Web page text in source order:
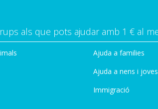
als que pots ajudar amb 1 € al
Ajuda a families
Ajuda a nens i joves
Immigració